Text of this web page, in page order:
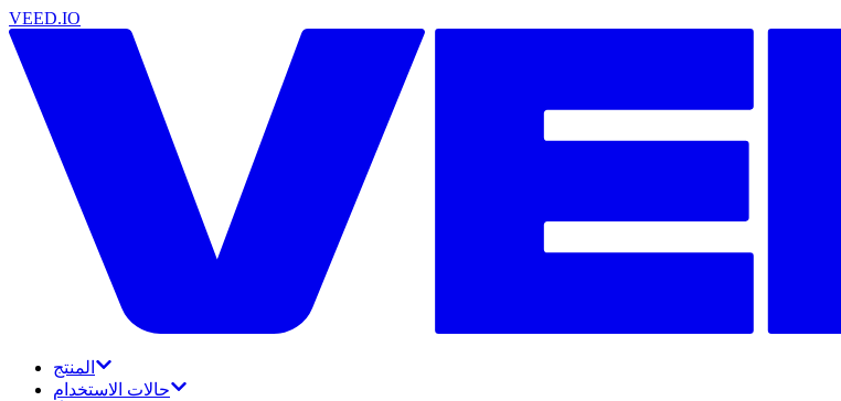
VEED.IO
المنتج
حالات الاستخدام